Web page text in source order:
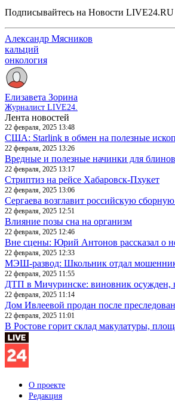
Подписывайтесь на Новости LIVE24.RU
Александр Мясников
кальций
онкология
Елизавета Зорина
Журналист LIVE24.
Лента новостей
22 февраля, 2025 13:48
США: Starlink в обмен на полезные
22 февраля, 2025 13:26
Вредные и полезные начинки для
22 февраля, 2025 13:17
Стриптиз на рейсе Хабаровск-Пхукет
22 февраля, 2025 13:06
Сергаева возглавит российскую
22 февраля, 2025 12:51
Влияние позы сна на организм
22 февраля, 2025 12:46
Вне сцены: Юрий Антонов рассказал о
22 февраля, 2025 12:33
МЭШ-развод: Школьник отдал
22 февраля, 2025 11:55
ДТП в Мичуринске: виновник осужден,
22 февраля, 2025 11:14
Дом Ивлеевой продан после
22 февраля, 2025 11:01
В Ростове горит склад макулатуры,
О проекте
Редакция